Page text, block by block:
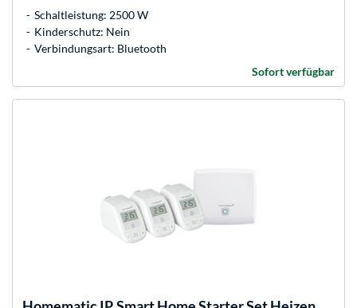
Schaltleistung: 2500 W
Kinderschutz: Nein
Verbindungsart: Bluetooth
Sofort verfügbar